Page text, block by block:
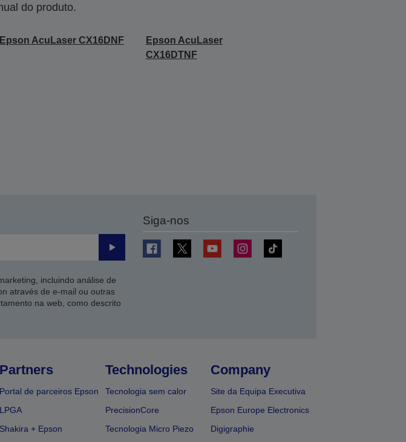
do produto.
Epson AcuLaser CX16DNF
Epson AcuLaser
CX16DTNF
Enviar
incluindo análise de
através de e-mail ou outras
na web, como descrito
Siga-nos
Partners
Portal de parceiros Epson
LPGA
Shakira + Epson
Technologies
Tecnologia sem calor
PrecisionCore
Tecnologia Micro Piezo
Company
Site da Equipa Executiva
Epson Europe Electronics
Digigraphie